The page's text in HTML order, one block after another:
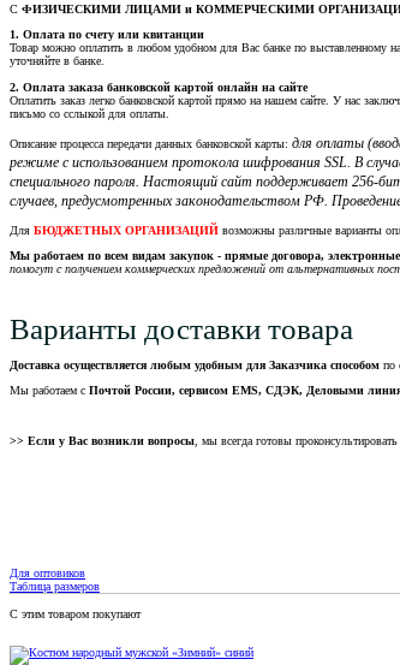
С ФИЗИЧЕСКИМИ ЛИЦАМИ и КОММЕРЧЕСКИМИ
1. Оплата по счету или квитанции
Товар можно оплатить в любом удобном для Вас банке по выставленному
уточняйте в банке.
2. Оплата заказа банковской картой онлайн на сайте
Оплатить заказ легко банковской картой прямо на нашем сайте. У нас
письмо со сслыкой для оплаты.
Описание процесса передачи данных банковской карты: для оплаты
режиме с использованием протокола шифрования SSL. В
специального пароля. Настоящий сайт поддерживает 256-
случаев, предусмотренных законодательством РФ.
Для БЮДЖЕТНЫХ ОРГАНИЗАЦИЙ возможны различные варианты
Мы работаем по всем видам закупок - прямые договора,
помогут с получением коммерческих предложений от альтернативных
Варианты доставки товара
Доставка осуществляется любым удобным для Заказчика способом по
Мы работаем с Почтой России, сервисом EMS, СДЭК, Деловыми
>> Если у Вас возникли вопросы , мы всегда готовы
Для оптовиков
Таблица размеров
С этим товаром покупают